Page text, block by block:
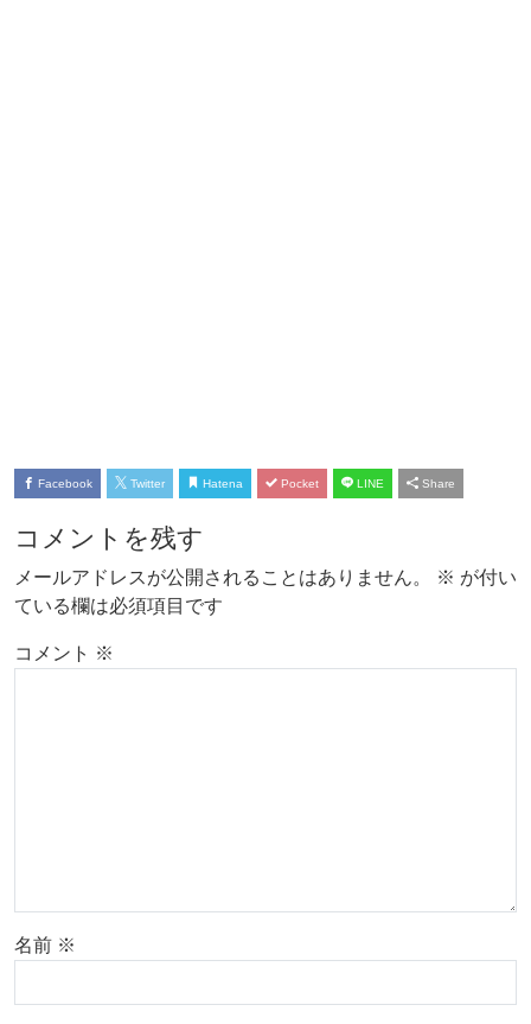
Facebook Twitter Hatena Pocket LINE Share
コメントを残す
メールアドレスが公開されることはありません。 ※ が付い
ている欄は必須項目です
コメント ※
名前 ※